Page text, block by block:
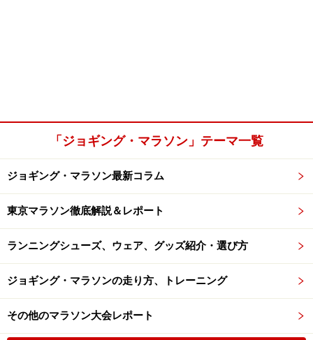
「ジョギング・マラソン」テーマ一覧
ジョギング・マラソン最新コラム
東京マラソン徹底解説＆レポート
ランニングシューズ、ウェア、グッズ紹介・選び方
ジョギング・マラソンの走り方、トレーニング
その他のマラソン大会レポート